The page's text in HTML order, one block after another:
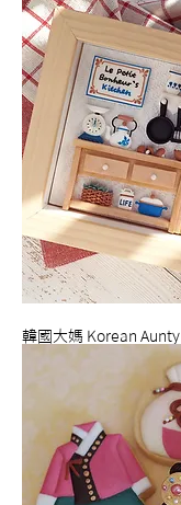
韓國大媽 Korean Aunty